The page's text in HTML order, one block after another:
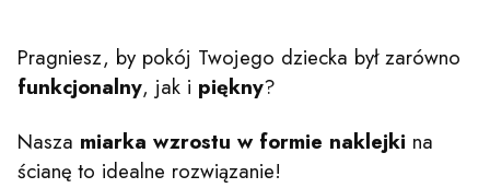
Pragniesz, by pokój Twojego dziecka był zarówno
funkcjonalny, jak i piękny?
Nasza miarka wzrostu w formie naklejki na
ścianę to idealne rozwiązanie!